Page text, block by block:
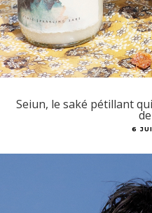
Seiun, le saké pétillant
6